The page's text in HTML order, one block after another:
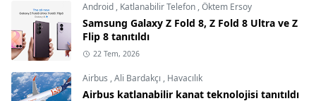
Android , Katlanabilir Telefon ,Öktem Ersoy
Samsung Galaxy Z Fold 8, Z Fold 8 Ultra ve Z
Flip 8 tanıtıldı
22 Tem, 2026
Airbus ,Ali Bardakçı , Havacılık
Airbus katlanabilir kanat teknolojisi tanıtıldı